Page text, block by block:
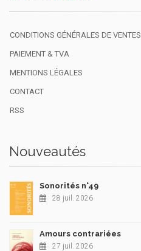
CONDITIONS GÉNÉRALES DE VENTES
PAIEMENT & TVA
MENTIONS LÉGALES
CONTACT
RSS
Nouveautés
Sonorités n°49
28 juil. 2026
Amours contrariées
27 juil. 2026